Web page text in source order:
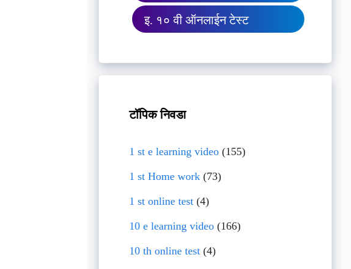
इ. १० वी ऑनलाईन टेस्ट
टॉपिक निवडा
1 st e learning video (155)
1 st Home work (73)
1 st online test (4)
10 e learning video (166)
10 th online test (4)